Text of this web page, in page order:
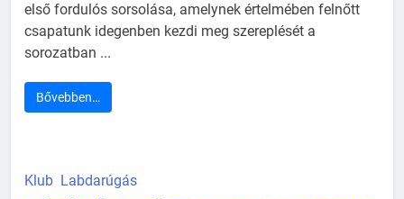
első fordulós sorsolása, amelynek értelmében felnőtt
csapatunk idegenben kezdi meg szereplését a
sorozatban ...
Bővebben…
Klub Labdarúgás